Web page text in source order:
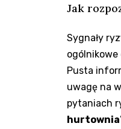
Jak
Sygnały
Pusta
uwagę na
pytaniach
hurtownia